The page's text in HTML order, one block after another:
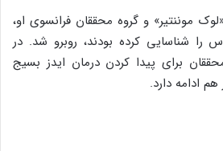
موننتیر» و گروه محققان فرانسوی او،
را شناسایی کرده بودند، روبرو شد. در
برای پیدا کردن درمان ایدز بسیج
ادامه دارد.